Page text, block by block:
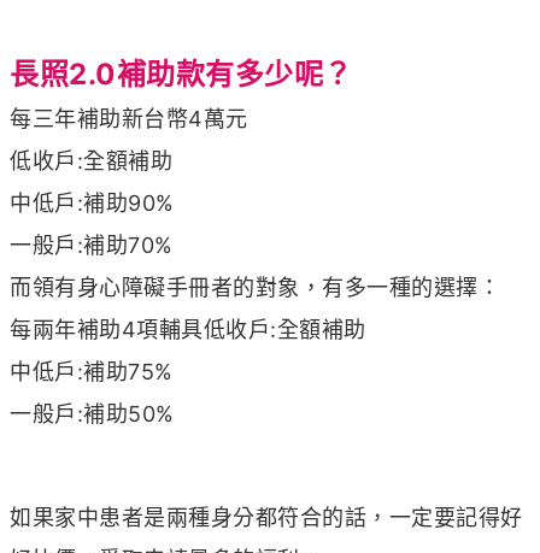
長照2.0補助款有多少呢？
每三年補助新台幣4萬元
低收戶:全額補助
中低戶:補助90%
一般戶:補助70%
而領有身心障礙手冊者的對象，有多一種的選擇：
每兩年補助4項輔具低收戶:全額補助
中低戶:補助75%
一般戶:補助50%
如果家中患者是兩種身分都符合的話，一定要記得好